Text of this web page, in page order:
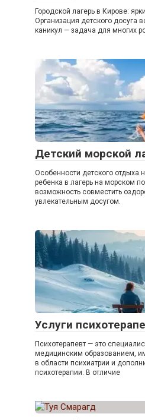
Городской лагерь в Кирове:
Организация детского досуга
каникул — задача для многих
Детский морской
Особенности детского отдыха
ребенка в лагерь на морском
возможность совместить
увлекательным досугом.
Услуги
Психотерапевт — это
медицинским образованием,
в области психиатрии и
психотерапии. В отличие